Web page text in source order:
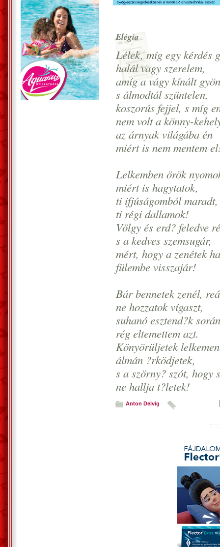
Elégia
Lélek, míg egy kérdés
halál vagy szerelem,
amíg a vágy kínált
s álmodtál szüntelen,
koszorús fejjel, s míg
nem volt a könny-
az árnyak világába én
miért is nem mentem
Lelkemben örök
miért is hagytatok,
ti ifjúságomból maradt,
ti régi dallamok!
Völgy és erd? feledve
s a kedves szemsugár,
mért, hogy a zenétek
fülembe visszajár!
Bár bennetek zenél,
ne hozzatok vígaszt,
suhanó esztend?k során
rég eltemettem azt.
Könyörüljetek
álmán ?rködjetek,
s a szörny? szót, hogy
ne hallja t?letek!
Anton Delvig